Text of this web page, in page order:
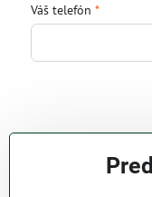
Váš telefón *
IW Trend s.r.o.